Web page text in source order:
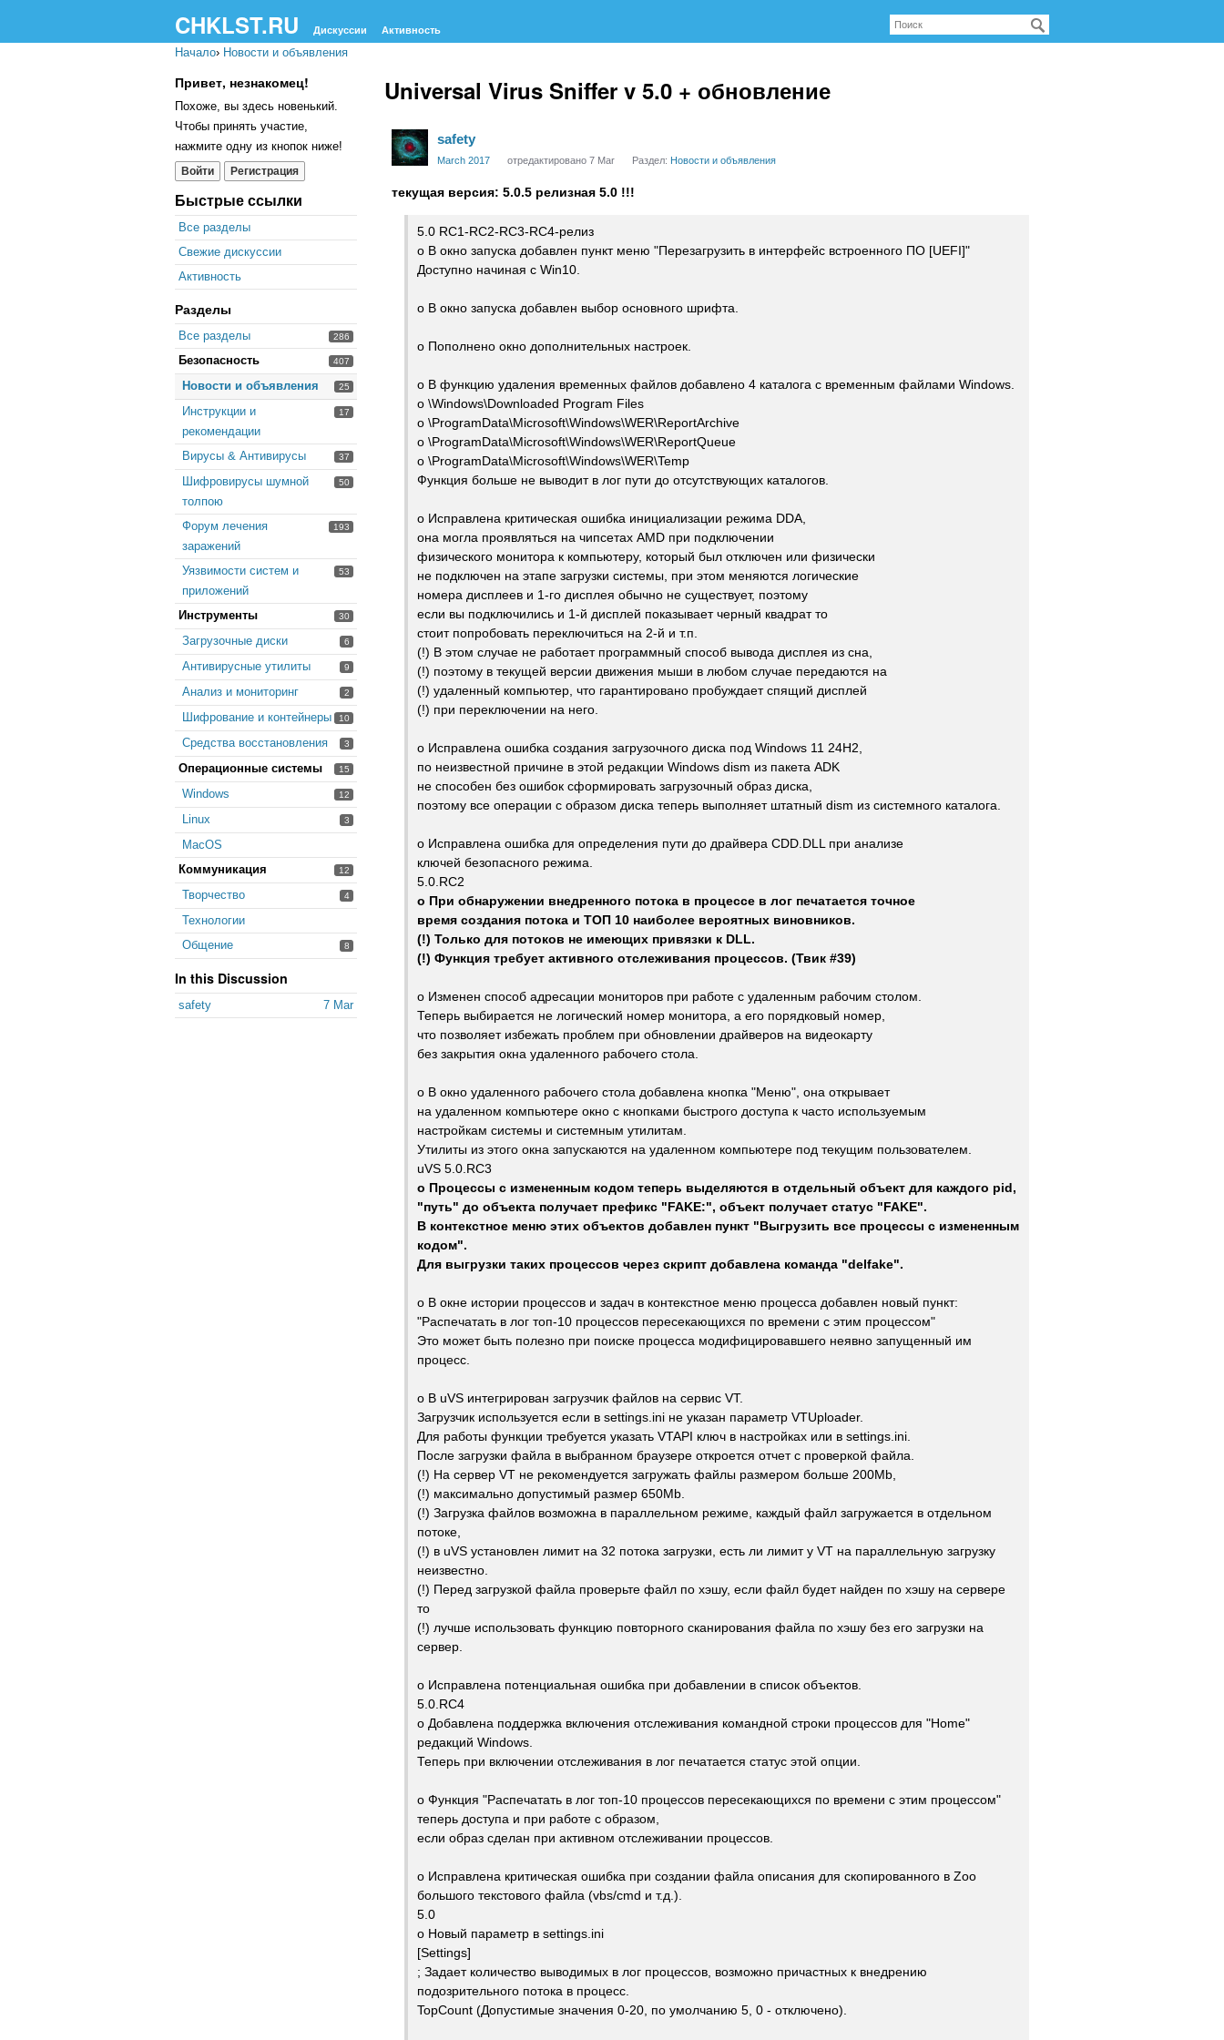
CHKLST.RU Дискуссии Активность
Начало› Новости и объявления
Привет, незнакомец!
Похоже, вы здесь новенький.
Чтобы принять участие,
нажмите одну из кнопок ниже!
Войти Регистрация
Быстрые ссылки
Все разделы
Свежие дискуссии
Активность
Разделы
286
Все разделы
407
Безопасность
25
Новости и объявления
17
Инструкции и
рекомендации
37
Вирусы & Антивирусы
50
Шифровирусы шумной
толпою
193
Форум лечения
заражений
53
Уязвимости систем и
приложений
30
Инструменты
6
Загрузочные диски
9
Антивирусные утилиты
2
Анализ и мониторинг
10
Шифрование и контейнеры
3
Средства восстановления
15
Операционные системы
12
Windows
3
Linux
MacOS
12
Коммуникация
4
Творчество
Технологии
8
Общение
In this Discussion
7 Mar
safety
Universal Virus Sniffer v 5.0 + обновление
safety
March 2017 отредактировано 7 Mar Раздел: Новости и объявления
текущая версия: 5.0.5 релизная 5.0 !!!
5.0 RC1-RC2-RC3-RC4-релиз
o В окно запуска добавлен пункт меню "Перезагрузить в интерфейс встроенного ПО [UEFI]"
Доступно начиная с Win10.
o В окно запуска добавлен выбор основного шрифта.
o Пополнено окно дополнительных настроек.
o В функцию удаления временных файлов добавлено 4 каталога с временным файлами Windows.
o \Windows\Downloaded Program Files
o \ProgramData\Microsoft\Windows\WER\ReportArchive
o \ProgramData\Microsoft\Windows\WER\ReportQueue
o \ProgramData\Microsoft\Windows\WER\Temp
Функция больше не выводит в лог пути до отсутствующих каталогов.
o Исправлена критическая ошибка инициализации режима DDA,
она могла проявляться на чипсетах AMD при подключении
физического монитора к компьютеру, который был отключен или физически
не подключен на этапе загрузки системы, при этом меняются логические
номера дисплеев и 1-го дисплея обычно не существует, поэтому
если вы подключились и 1-й дисплей показывает черный квадрат то
стоит попробовать переключиться на 2-й и т.п.
(!) В этом случае не работает программный способ вывода дисплея из сна,
(!) поэтому в текущей версии движения мыши в любом случае передаются на
(!) удаленный компьютер, что гарантировано пробуждает спящий дисплей
(!) при переключении на него.
o Исправлена ошибка создания загрузочного диска под Windows 11 24H2,
по неизвестной причине в этой редакции Windows dism из пакета ADK
не способен без ошибок сформировать загрузочный образ диска,
поэтому все операции с образом диска теперь выполняет штатный dism из системного каталога.
o Исправлена ошибка для определения пути до драйвера CDD.DLL при анализе
ключей безопасного режима.
5.0.RC2
o При обнаружении внедренного потока в процессе в лог печатается точное
время создания потока и ТОП 10 наиболее вероятных виновников.
(!) Только для потоков не имеющих привязки к DLL.
(!) Функция требует активного отслеживания процессов. (Твик #39)
o Изменен способ адресации мониторов при работе с удаленным рабочим столом.
Теперь выбирается не логический номер монитора, а его порядковый номер,
что позволяет избежать проблем при обновлении драйверов на видеокарту
без закрытия окна удаленного рабочего стола.
o В окно удаленного рабочего стола добавлена кнопка "Меню", она открывает
на удаленном компьютере окно с кнопками быстрого доступа к часто используемым
настройкам системы и системным утилитам.
Утилиты из этого окна запускаются на удаленном компьютере под текущим пользователем.
uVS 5.0.RC3
o Процессы с измененным кодом теперь выделяются в отдельный объект для каждого pid,
"путь" до объекта получает префикс "FAKE:", объект получает статус "FAKE".
В контекстное меню этих объектов добавлен пункт "Выгрузить все процессы с измененным
кодом".
Для выгрузки таких процессов через скрипт добавлена команда "delfake".
o В окне истории процессов и задач в контекстное меню процесса добавлен новый пункт:
"Распечатать в лог топ-10 процессов пересекающихся по времени с этим процессом"
Это может быть полезно при поиске процесса модифицировавшего неявно запущенный им
процесс.
o В uVS интегрирован загрузчик файлов на сервис VT.
Загрузчик используется если в settings.ini не указан параметр VTUploader.
Для работы функции требуется указать VTAPI ключ в настройках или в settings.ini.
После загрузки файла в выбранном браузере откроется отчет с проверкой файла.
(!) На сервер VT не рекомендуется загружать файлы размером больше 200Mb,
(!) максимально допустимый размер 650Mb.
(!) Загрузка файлов возможна в параллельном режиме, каждый файл загружается в отдельном
потоке,
(!) в uVS установлен лимит на 32 потока загрузки, есть ли лимит у VT на параллельную загрузку
неизвестно.
(!) Перед загрузкой файла проверьте файл по хэшу, если файл будет найден по хэшу на сервере
то
(!) лучше использовать функцию повторного сканирования файла по хэшу без его загрузки на
сервер.
o Исправлена потенциальная ошибка при добавлении в список объектов.
5.0.RC4
o Добавлена поддержка включения отслеживания командной строки процессов для "Home"
редакций Windows.
Теперь при включении отслеживания в лог печатается статус этой опции.
o Функция "Распечатать в лог топ-10 процессов пересекающихся по времени с этим процессом"
теперь доступа и при работе с образом,
если образ сделан при активном отслеживании процессов.
o Исправлена критическая ошибка при создании файла описания для скопированного в Zoo
большого текстового файла (vbs/cmd и т.д.).
5.0
o Новый параметр в settings.ini
[Settings]
; Задает количество выводимых в лог процессов, возможно причастных к внедрению
подозрительного потока в процесс.
TopCount (Допустимые значения 0-20, по умолчанию 5, 0 - отключено).